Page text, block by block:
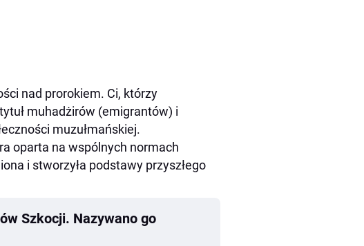
nad prorokiem. Ci, którzy
muhadżirów (emigrantów) i
muzułmańskiej.
oparta na wspólnych normach
i stworzyła podstawy przyszłego
Szkocji. Nazywano go